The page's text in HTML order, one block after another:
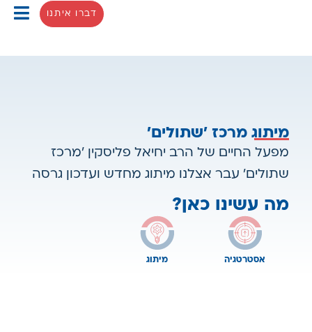
דברו איתנו
מיתוג מרכז 'שתולים'
מפעל החיים של הרב יחיאל פליסקין 'מרכז
שתולים' עבר אצלנו מיתוג מחדש ועדכון גרסה
מה עשינו כאן?
אסטרטגיה מיתוג